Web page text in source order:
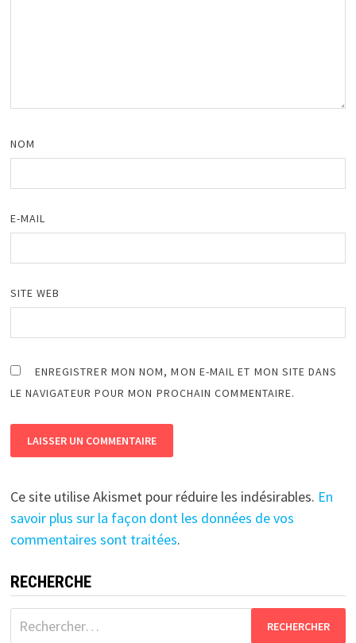
NOM
E-MAIL
SITE WEB
ENREGISTRER MON NOM, MON E-MAIL ET MON SITE DANS
LE NAVIGATEUR POUR MON PROCHAIN COMMENTAIRE.
Ce site utilise Akismet pour réduire les indésirables. En
savoir plus sur la façon dont les données de vos
commentaires sont traitées.
RECHERCHE
Rechercher :